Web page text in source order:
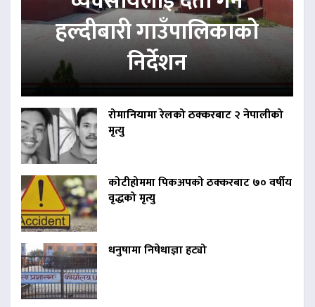
हल्दीबारी गाउँपालिकाको
निर्देशन
रोमानियामा रेलको ठक्करबाट २ नेपालीको
मृत्यु
कोटीहोममा पिकअपको ठक्करबाट ७० वर्षीय
वृद्धको मृत्यु
धनुषामा निषेधाज्ञा हट्यो